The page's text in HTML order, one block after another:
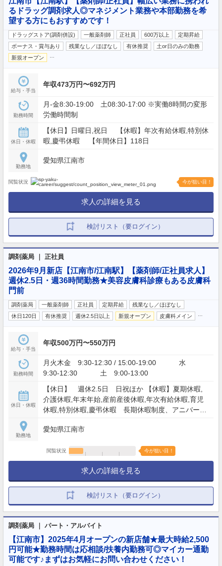
るドラッグ調剤求人◎マネジメント業務や本部勤務を希
望する方にもおすすめです！
ドラッグストア(調剤併設) 一般薬剤師 正社員 600万以上
定期昇給
ボーナス・賞与あり
残業なし／ほぼなし 有休推奨
土or日のみの勤務
新規オープン
給与・手当
年収473万円〜692万円
勤務時間
月-金8:30-19:00 土08:30-17:00 ※実働8時間の変形
労働時間制
休日・休暇
【休日】日曜日,祝日 【休暇】年次有給休暇,特別休
暇,慶弔休暇 【年間休日】118日
勤務地
愛知県江南市
閲覧状況 今が狙い目！
求人の詳細を見る
検討リスト（要ログイン）
調剤薬局 ｜ 正社員
2026年9月新店【江南市/江南駅】【薬剤師/正社員求人】
週休2.5日・週36時間勤務★美容皮膚科診療もある皮膚科
門前
調剤薬局 一般薬剤師 正社員 定期昇給
残業なし／ほぼなし
休日120日
有休推奨 週休2.5日以上 新規オープン 皮膚科メイン
給与・手当
年収500万円〜550万円
勤務時間
月火木金 9:30-12:30 / 15:00-19:00 水
9:30-12:30 土 9:00-13:00
休日・休暇
【休日】 週休2.5日 日祝ほか 【休暇】夏期休暇,
介護休暇,年末年始,産前産後休暇,年次有給休暇,育児
休暇,特別休暇,慶弔休暇 長期休暇制度、アニバーサ
勤務地
愛知県江南市
閲覧状況 今が狙い目！
求人の詳細を見る
検討リスト（要ログイン）
調剤薬局 ｜ パート・アルバイト
【江南市】2025年4月オープンの新店舗★最大時給2,500
円可能★勤務時間は応相談/扶養内勤務可◎マイカー通勤
可能です♪まずはお気軽にお問い合わせください！